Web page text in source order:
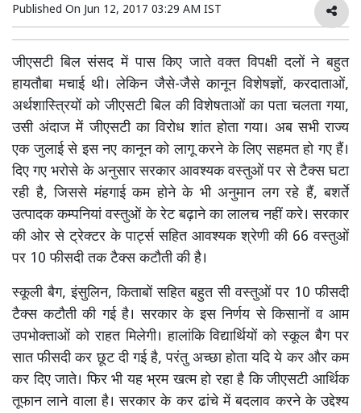
Published On Jun 12, 2017 03:29 AM IST
जीएसटी बिल संसद में पास किए जाते वक्त विपक्षी दलों ने बहुत
हायतौबा मचाई थी। लेकिन जैसे-जैसे कानून विशेषज्ञों, करदाताओं,
अर्थशास्त्रियों को जीएसटी बिल की विशेषताओं का पता चलता गया,
उसी अंदाज में जीएसटी का विरोध शांत होता गया। अब सभी राज्य
एक जुलाई से इस नए कानून को लागू करने के लिए सहमत हो गए हैं।
दिए गए भरोसे के अनुसार सरकार आवश्यक वस्तुओं पर से टैक्स घटा
रही है, जिससे मंहगाई कम होने के भी अनुमान लग रहे हैं, बशर्ते
उत्पादक कम्पनियां वस्तुओं के रेट बढ़ाने का लालच नहीं करे। सरकार
की ओर से ट्रेक्टर के पार्ट्स सहित आवश्यक श्रेणी की 66 वस्तुओं
पर 10 फीसदी तक टैक्स कटौती की है।
स्कूली बैग, इंसुलिन, किताबों सहित बहुत सी वस्तुओं पर 10 फीसदी
टैक्स कटौती की गई है। सरकार के इस निर्णय से किसानों व आम
उपभोक्ताओं को राहत मिलेगी। हालांकि विद्यार्थियों को स्कूल बैग पर
सात फीसदी कर छूट दी गई है, परंतु अच्छा होता यदि ये कर और कम
कर दिए जाते। फिर भी यह भ्रम खत्म हो रहा है कि जीएसटी आर्थिक
तूफान लाने वाला है। सरकार के कर ढांचे में बदलाव करने के उद्देश्य